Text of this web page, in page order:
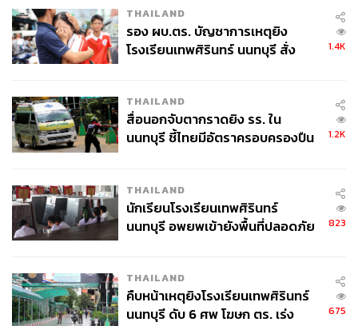
THAILAND
รอง ผบ.ตร. บัญชาการเหตุยิง
โรงเรียนเทพศิรินทร์ นนทบุรี สั่ง
1.4K
THAILAND
สื่อนอกจับตากราดยิง รร. ใน
นนทบุรี ชี้ไทยมีอัตราครอบครองปืน
1.2K
THAILAND
นักเรียนโรงเรียนเทพศิรินทร์
นนทบุรี อพยพเข้ายังพื้นที่ปลอดภัย
823
THAILAND
คืบหน้าเหตุยิงโรงเรียนเทพศิรินทร์
นนทบุรี ดับ 6 ศพ โฆษก ตร. เร่ง
675